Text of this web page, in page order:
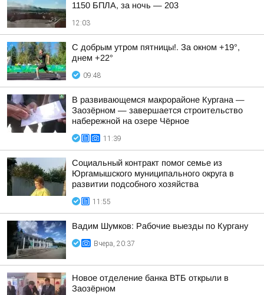
1150 БПЛА, за ночь — 203
12:03
С добрым утром пятницы!. За окном +19°,
днем +22°
09:48
В развивающемся макрорайоне Кургана —
Заозёрном — завершается строительство
набережной на озере Чёрное
11:39
Социальный контракт помог семье из
Юргамышского муниципального округа в
развитии подсобного хозяйства
11:55
Вадим Шумков: Рабочие выезды по Кургану
Вчера, 20:37
Новое отделение банка ВТБ открыли в
Заозёрном